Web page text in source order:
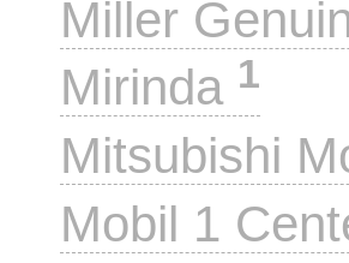
Miller
Mirinda 1
Mitsubishi
Mobil 1